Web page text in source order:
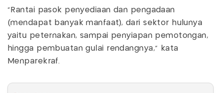
"Rantai pasok penyediaan dan pengadaan
(mendapat banyak manfaat), dari sektor hulunya
yaitu peternakan, sampai penyiapan pemotongan,
hingga pembuatan gulai rendangnya," kata
Menparekraf.